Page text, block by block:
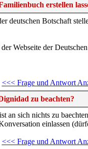
erstellen
deutschen Botschaft
Webseite der
<<< Frage und Antwort
zu beachten?
an sich nichts zu
einlassen
<<< Frage und Antwort